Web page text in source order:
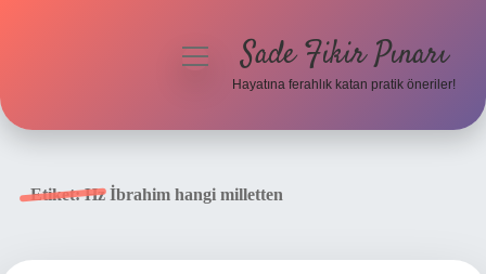
menüyüSade Fikir Pınarı
Hayatına ferahlık katan pratik öneriler!
Etiket:Hz İbrahim hangi milletten